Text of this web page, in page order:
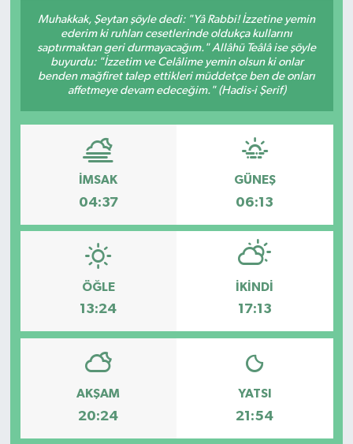
Muhakkak, Şeytan şöyle dedi: "Yâ Rabbi! İzzetine yemin
ederim ki ruhları cesetlerinde oldukça kullarını
saptırmaktan geri durmayacağım." Allâhü Teâlâ ise şöyle
buyurdu: "İzzetim ve Celâlime yemin olsun ki onlar
benden mağfiret talep ettikleri müddetçe ben de onları
affetmeye devam edeceğim." (Hadis-i Şerif)
İMSAK
04:37
GÜNEŞ
06:13
ÖĞLE
13:24
İKINDI
17:13
AKŞAM
20:24
YATSI
21:54